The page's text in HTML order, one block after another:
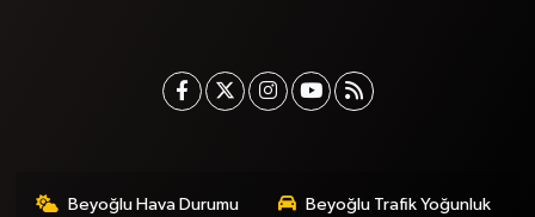
Beyoğlu Hava Durumu
Beyoğlu Trafik Yoğunluk